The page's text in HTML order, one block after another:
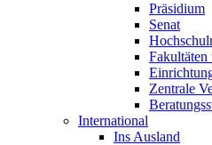
Präsidium
Senat
Fakultäten
Zentrale
International
Ins Ausland